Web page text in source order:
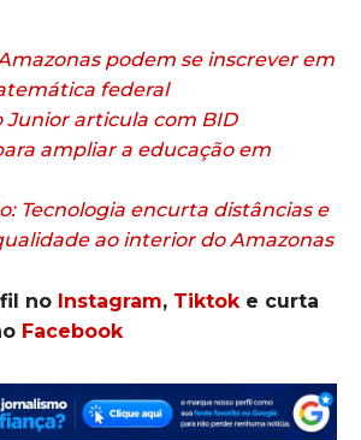
podem se inscrever em
federal
Junior articula com BID
ampliar a educação em
Tecnologia encurta distâncias e
ao interior do Amazonas
no Instagram, Tiktoke curta
Facebook